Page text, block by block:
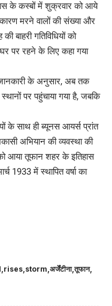
के कस्बों में शुक्रवार को आये
मरने वालों की संख्या और
बाहरी गतिविधियों को
पर रहने के लिए कहा गया
जानकारी के अनुसार, अब तक
पर पहुंचाया गया है, जबकि
के साथ ही ब्यूनस आयर्स प्रांत
अभियान की व्यवस्था की
आया तूफान शहर के इतिहास
1933 में स्थापित वर्षा का
rises storm अर्जेंटीना तूफान